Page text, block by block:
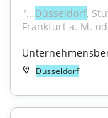
"...Düsseldorf,
Frankfurt a. M.
Düsseldorf